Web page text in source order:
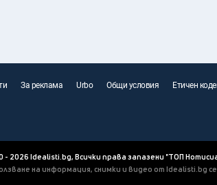
За реклама Urbo Общи условия Етичен
- 2026 Idealisti.bg, Всички права запазени "ТОП
на информация, снимки и видео от Idealisti.bg